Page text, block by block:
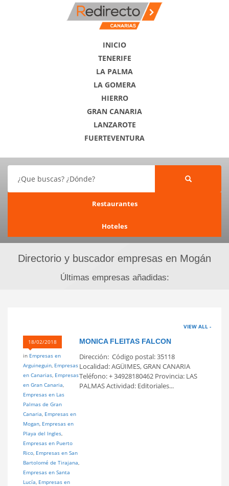
INICIO
TENERIFE
LA PALMA
LA GOMERA
HIERRO
GRAN CANARIA
LANZAROTE
FUERTEVENTURA
¿Que buscas? ¿Dónde?
Restaurantes
Hoteles
Directorio y buscador empresas en Mogán
Últimas empresas añadidas:
VIEW ALL -
18/02/2018
in Empresas en
Arguineguin, Empresas
en Canarias, Empresas
en Gran Canaria,
Empresas en Las
Palmas de Gran
Canaria, Empresas en
Mogan, Empresas en
Playa del Ingles,
Empresas en Puerto
Rico, Empresas en San
Bartolomé de Tirajana,
Empresas en Santa
Lucía, Empresas en
MONICA FLEITAS FALCON
Dirección: Código postal: 35118
Localidad: AGÜIMES, GRAN CANARIA
Teléfono: + 34928180462 Provincia: LAS
PALMAS Actividad: Editoriales...